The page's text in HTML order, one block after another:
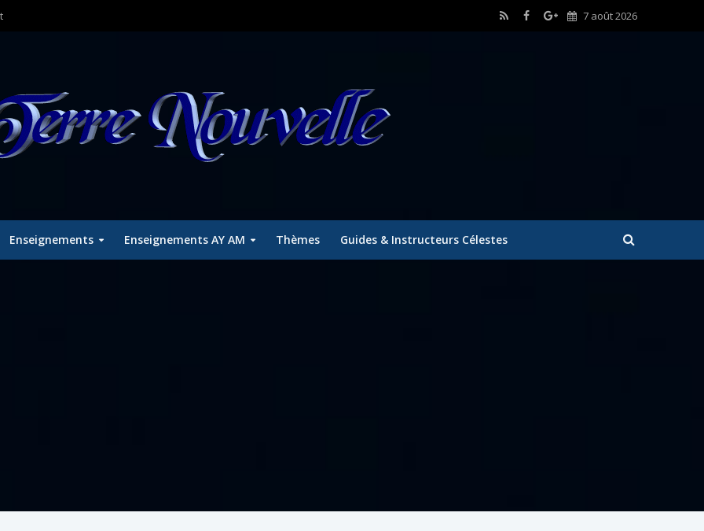
7 août 2026
Enseignements Enseignements AY AM Thèmes Guides & Instructeurs Célestes